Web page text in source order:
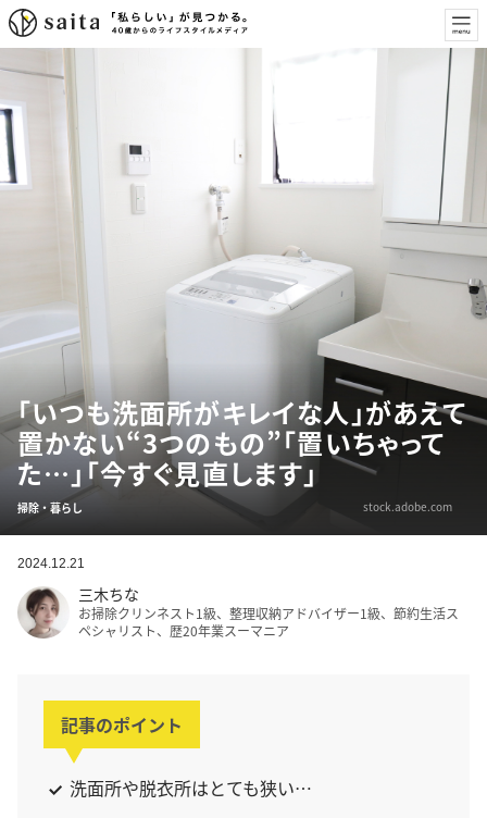
「いつも洗面所がキレイな人」があえて
置かない“3つのもの”「置いちゃって
た…」「今すぐ見直します」
掃除・暮らし stock.adobe.com
2024.12.21
三木ちな
お掃除クリンネスト1級、整理収納アドバイザー1級、節約生活ス
ペシャリスト、歴20年業スーマニア
記事のポイント
洗面所や脱衣所はとても狭い…